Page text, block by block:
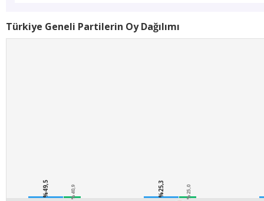
Türkiye Geneli Partilerin Oy Dağılımı
%49,5 %40,9 %25,3 %25,0